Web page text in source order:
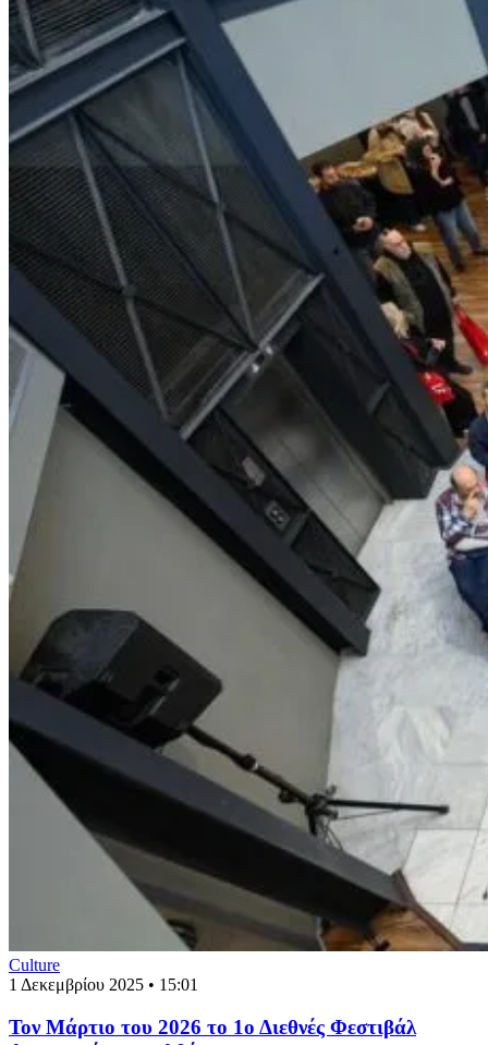
Culture
1 Δεκεμβρίου 2025 • 15:01
Τον Μάρτιο του 2026 το 1ο Διεθνές Φεστιβάλ